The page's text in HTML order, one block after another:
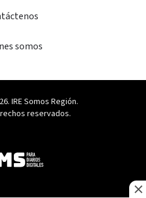
somos
IRE Somos Región.
reservados.